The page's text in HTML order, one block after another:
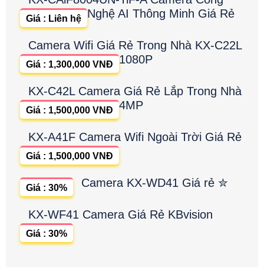
Nghệ AI Thông Minh Giá Rẻ
Giá : Liên hệ
Camera Wifi Giá Rẻ Trong Nhà KX-C22L
1080P
Giá : 1,300,000 VNĐ
KX-C42L Camera Giá Rẻ Lắp Trong Nhà
4MP
Giá : 1,500,000 VNĐ
KX-A41F Camera Wifi Ngoài Trời Giá Rẻ
Giá : 1,500,000 VNĐ
Camera KX-WD41 Giá rẻ ✮
Giá : 30%
KX-WF41 Camera Giá Rẻ KBvision
Giá : 30%